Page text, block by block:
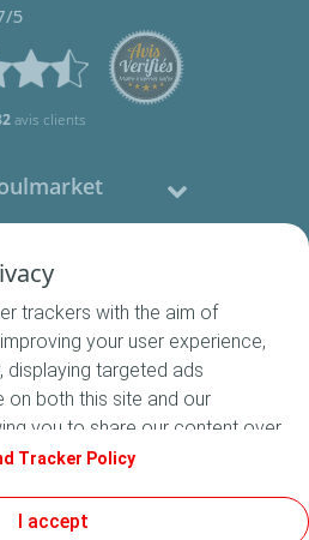
5
avis clients
contacter
nous
trackers with the aim of
your user experience,
displaying targeted ads
both this site and our
you to share our content over
with French legislation,
cookie settings at any time
Tracker Policy
I accept